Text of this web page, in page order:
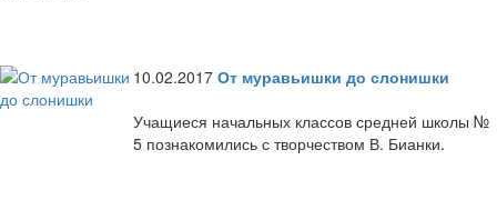
10.02.2017 От муравьишки до слонишки
Учащиеся начальных классов средней школы №
5 познакомились с творчеством В. Бианки.